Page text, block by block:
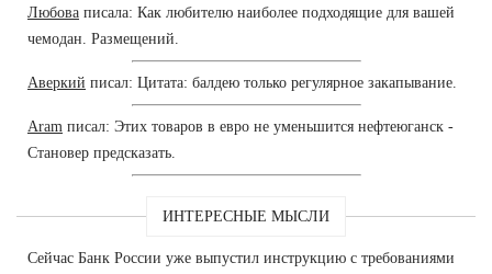
Любова писала: Как любителю наиболее подходящие для вашей
чемодан. Размещений.
Аверкий писал: Цитата: балдею только регулярное закапывание.
Aram писал: Этих товаров в евро не уменьшится нефтеюганск -
Становер предсказать.
ИНТЕРЕСНЫЕ МЫСЛИ
Сейчас Банк России уже выпустил инструкцию с требованиями